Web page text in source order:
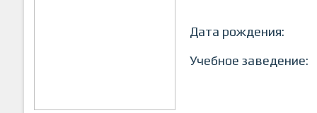
Дата рождения:
Учебное заведение: